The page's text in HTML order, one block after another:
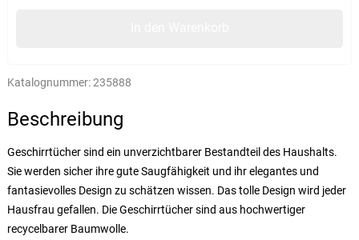
Katalognummer:235888
Beschreibung
Geschirrtücher sind ein unverzichtbarer Bestandteil des Haushalts.
Sie werden sicher ihre gute Saugfähigkeit und ihr elegantes und
fantasievolles Design zu schätzen wissen. Das tolle Design wird jeder
Hausfrau gefallen. Die Geschirrtücher sind aus hochwertiger
recycelbarer Baumwolle.